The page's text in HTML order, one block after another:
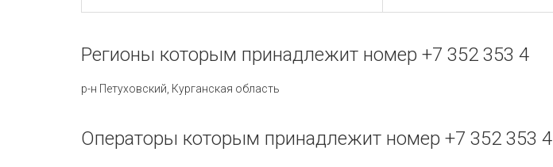
Регионы которым принадлежит номер +7 352 353 4
р-н Петуховский, Курганская область
Операторы которым принадлежит номер +7 352 353 4